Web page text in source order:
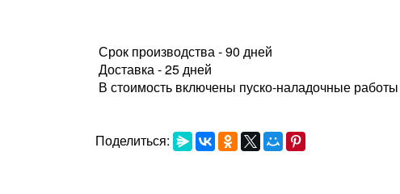
Срок производства - 90 дней
Доставка - 25 дней
В стоимость включены пуско-наладочные работы
Поделиться: